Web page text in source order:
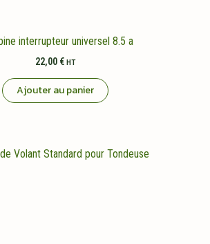
interrupteur universel 8.5 a
22,00 € HT
Ajouter au panier